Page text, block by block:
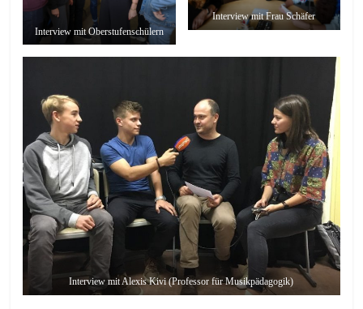
Interview mit Oberstufenschülern
Interview mit Frau Schäfer
Interview mit Alexis Kivi (Professor für Musikpädagogik)